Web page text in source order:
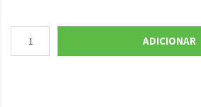
ADICIONAR